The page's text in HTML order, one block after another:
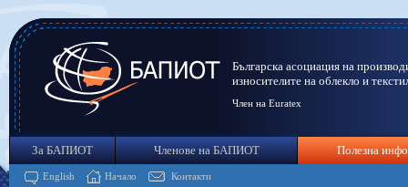
Българска асоциация на
износителите на облекло и
Член на Euratex
За БАПИОТ Членове на БАПИОТ Полезна
English Начало Контакти